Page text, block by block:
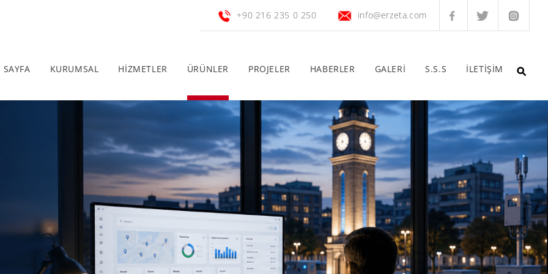
+90 216 235 0 250 info@erzeta.com
KURUMSAL HİZMETLER ÜRÜNLER PROJELER HABERLER GALERİ S.S.S İLETİŞİM